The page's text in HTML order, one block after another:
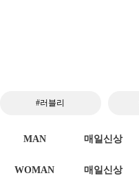
#러블리
MAN 매일신상
WOMAN 매일신상